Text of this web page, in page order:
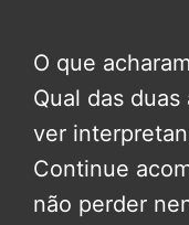
O que
Qual das
ver
Continue
não perder